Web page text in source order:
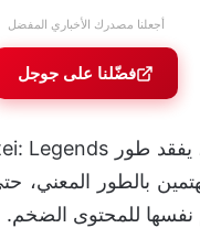
أجعلنا مصدرك الأخباري المفضل
فضّلنا على جوجل
بالطور المعني،
نفسها للمحتوى الضخم.